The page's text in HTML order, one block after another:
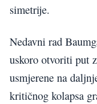
simetrije.
Nedavni rad
uskoro otvoriti put
usmjerene na
kritičnog kolapsa